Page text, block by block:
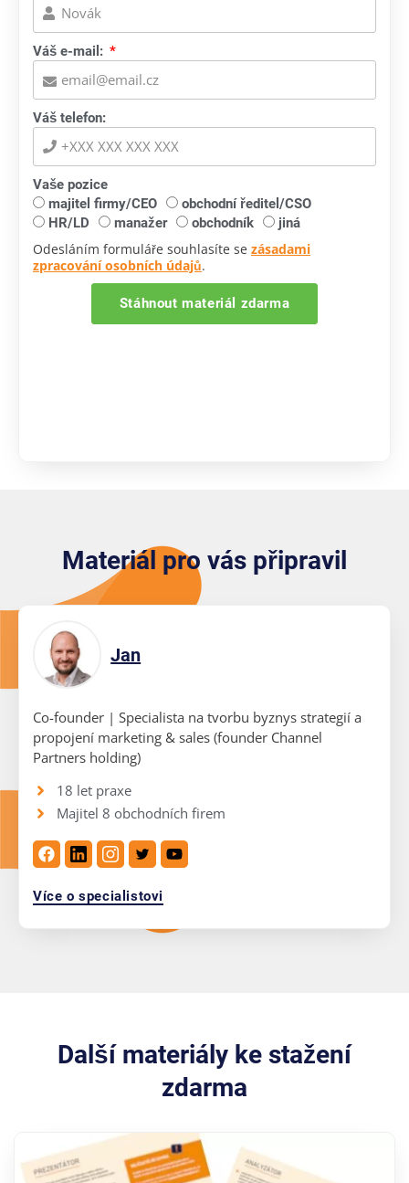
Váš e-mail:
Váš telefon:
Vaše pozice
majitel firmy/CEO
obchodní ředitel/CSO
HR/LD
manažer obchodník jiná
Odesláním formuláře souhlasíte se zásadami
zpracování osobních údajů.
Stáhnout materiál zdarma
Materiál pro vás připravil
Jan
Co-founder | Specialista na tvorbu byznys strategií a
propojení marketing & sales (founder Channel
Partners holding)
18 let praxe
Majitel 8 obchodních firem
Více o specialistovi
Další materiály ke stažení
zdarma